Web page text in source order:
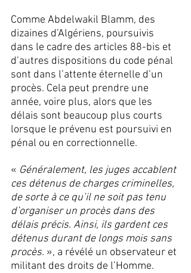
Comme Abdelwakil Blamm, des
dizaines d’Algériens, poursuivis
dans le cadre des articles 88-bis et
d’autres dispositions du code pénal
sont dans l’attente éternelle d’un
procès. Cela peut prendre une
année, voire plus, alors que les
délais sont beaucoup plus courts
lorsque le prévenu est poursuivi en
pénal ou en correctionnelle.
« Généralement, les juges accablent
ces détenus de charges criminelles,
de sorte à ce qu’il ne soit pas tenu
d’organiser un procès dans des
délais précis. Ainsi, ils gardent ces
détenus durant de longs mois sans
procès. », a révélé un observateur et
militant des droits de l’Homme.